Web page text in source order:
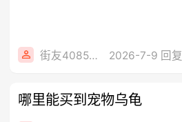
街友40858442 2026-7-9 回复
哪里能买到宠物乌龟